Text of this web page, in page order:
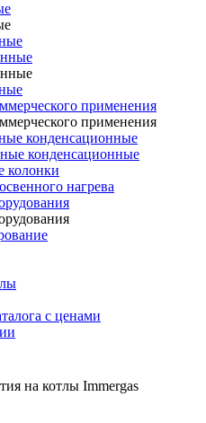
применения
применения
конденсационные
конденсационные
колонки
нагрева
с ценами
на котлы Immergas